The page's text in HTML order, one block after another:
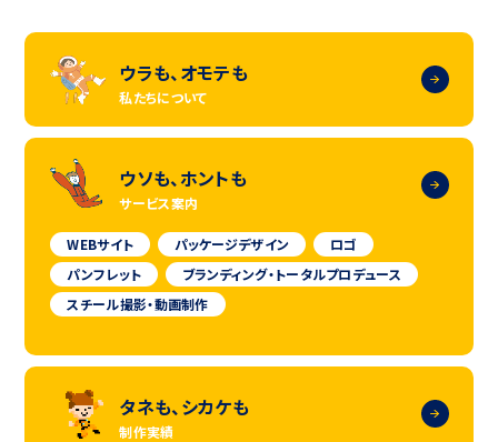
ウラも、オモテも
私たちについて
ウソも、ホントも
サービス案内
WEBサイト パッケージデザイン
ロゴ
パンフレット
ブランディング・トータルプロデュース
スチール撮影・動画制作
タネも、シカケも
制作実績